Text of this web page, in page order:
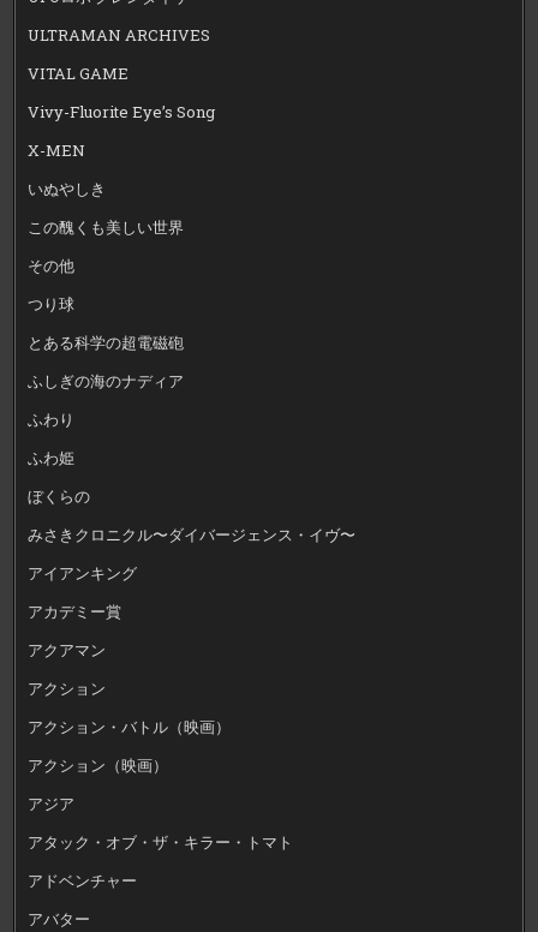
ULTRAMAN ARCHIVES
VITAL GAME
Vivy-Fluorite Eye’s Song
X-MEN
いぬやしき
この醜くも美しい世界
その他
つり球
とある科学の超電磁砲
ふしぎの海のナディア
ふわり
ふわ姫
ぼくらの
みさきクロニクル〜ダイバージェンス・イヴ〜
アイアンキング
アカデミー賞
アクアマン
アクション
アクション・バトル（映画）
アクション（映画）
アジア
アタック・オブ・ザ・キラー・トマト
アドベンチャー
アバター